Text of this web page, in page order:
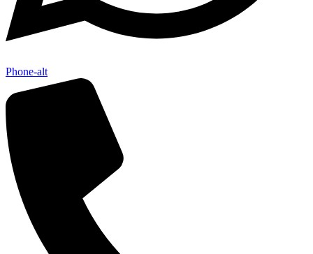
Phone-alt